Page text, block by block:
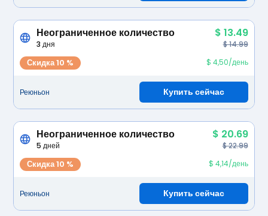
Неограниченное количество $ 13.49
3 дня $ 14.99
Скидка 10 % $ 4,50/день
Реюньон Купить сейчас
Неограниченное количество $ 20.69
5 дней $ 22.99
Скидка 10 % $ 4,14/день
Реюньон Купить сейчас